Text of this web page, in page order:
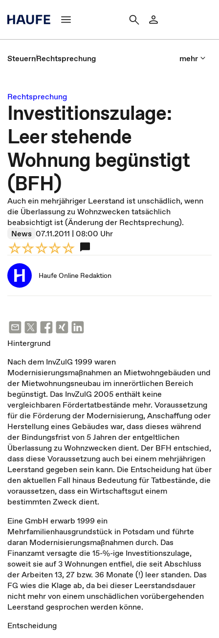
SteuernRechtsprechung mehr
Rechtsprechung
Investitionszulage:
Leer stehende
Wohnung begünstigt
(BFH)
Auch ein mehrjähriger Leerstand ist unschädlich, wenn
die Überlassung zu Wohnzwecken tatsächlich
beabsichtigt ist (Änderung der Rechtsprechung).
News 07.11.2011 | 08:00 Uhr
Haufe Online Redaktion
Hintergrund
Nach dem InvZulG 1999 waren
Modernisierungsmaßnahmen an Mietwohngebäuden und
der Mietwohnungsneubau im innerörtlichen Bereich
begünstigt. Das InvZulG 2005 enthält keine
vergleichbaren Fördertatbestände mehr. Voraussetzung
für die Förderung der Modernisierung, Anschaffung oder
Herstellung eines Gebäudes war, dass dieses während
der Bindungsfrist von 5 Jahren der entgeltlichen
Überlassung zu Wohnzwecken dient. Der BFH entschied,
dass diese Voraussetzung auch bei einem mehrjährigen
Leerstand gegeben sein kann. Die Entscheidung hat über
den aktuellen Fall hinaus Bedeutung für Tatbestände, die
voraussetzen, dass ein Wirtschaftsgut einem
bestimmten Zweck dient.
Eine GmbH erwarb 1999 ein
Mehrfamilienhausgrundstück in Potsdam und führte
daran Modernisierungsmaßnahmen durch. Das
Finanzamt versagte die 15-%-ige Investitionszulage,
soweit sie auf 3 Wohnungen entfiel, die seit Abschluss
der Arbeiten 13, 27 bzw. 36 Monate (!) leer standen. Das
FG wies die Klage ab, da bei dieser Leerstandsdauer
nicht mehr von einem unschädlichen vorübergehenden
Leerstand gesprochen werden könne.
Entscheidung